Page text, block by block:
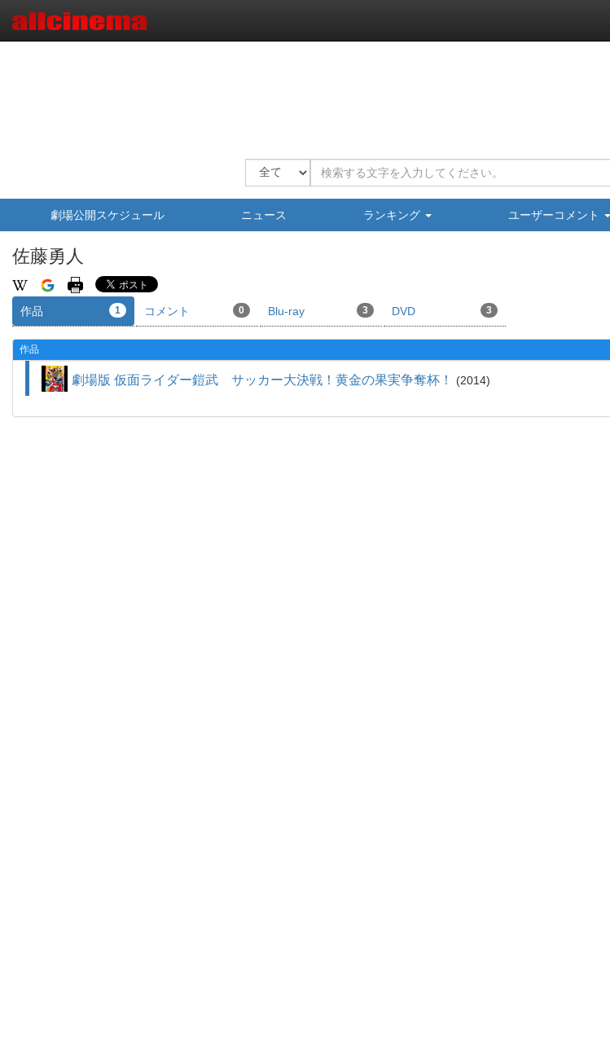
劇場公開スケジュール ニュース ランキング ユーザーコメント
佐藤勇人
作品 1 コメント 0 Blu-ray 3 DVD 3
作品
劇場版 仮面ライダー鎧武 サッカー大決戦！黄金の果実争奪杯！ 2014